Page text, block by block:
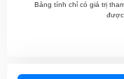
Bảng tính chỉ có giá trị
được